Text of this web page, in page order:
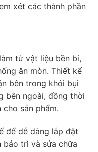
xét các thành phần
từ vật liệu bền bỉ,
ăn mòn. Thiết kế
bên trong khỏi bụi
bên ngoài, đồng thời
sản phẩm.
để dễ dàng lắp đặt
bảo trì và sửa chữa